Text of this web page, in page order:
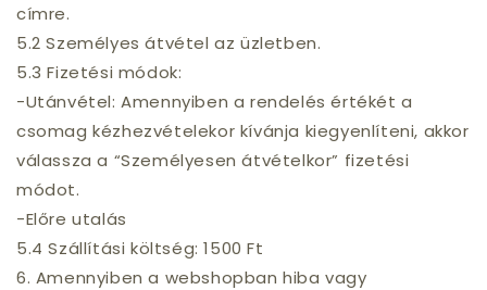
címre.
5.2 Személyes átvétel az üzletben.
5.3 Fizetési módok:
-Utánvétel: Amennyiben a rendelés értékét a
csomag kézhezvételekor kívánja kiegyenlíteni, akkor
válassza a “Személyesen átvételkor” fizetési
módot.
-Előre utalás
5.4 Szállítási költség: 1500 Ft
6. Amennyiben a webshopban hiba vagy